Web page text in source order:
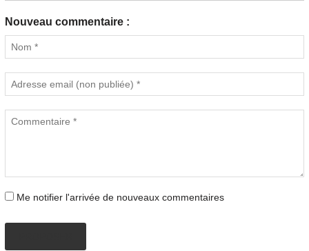
Nouveau commentaire :
Me notifier l'arrivée de nouveaux commentaires